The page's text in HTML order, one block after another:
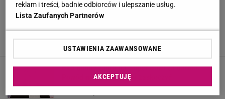
Trump ostro krytykuje występ Bad Bunny'ego w
przerwie meczu Super Bowl. "To obraza dla
Ameryki"
Bad Bunny zagra na Super Bowl za darmo.
Powód może naprawdę zaskoczyć
reklam i treści, badnie odbiorców i ulepszanie usług.
Lista Zaufanych Partnerów
USTAWIENIA ZAAWANSOWANE
AKCEPTUJĘ